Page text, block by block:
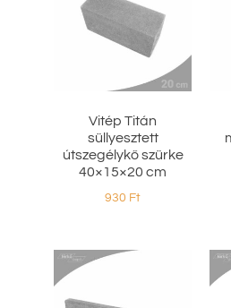
Vitép Titán
süllyesztett
útszegélykő szürke
40×15×20 cm
930 Ft